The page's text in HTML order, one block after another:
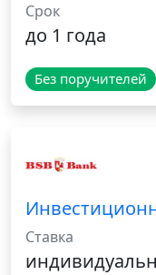
Срок
до 1 года
Без поручителей
Ставка